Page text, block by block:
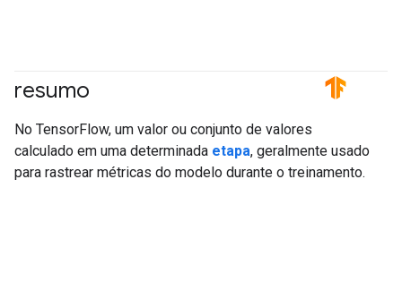
resumo #TensorFlow
No TensorFlow, um valor ou conjunto de valores
calculado em uma determinada etapa, geralmente usado
para rastrear métricas do modelo durante o treinamento.